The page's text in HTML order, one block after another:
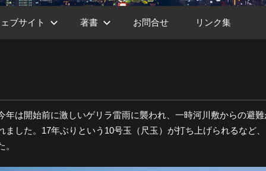
ブサイト 著書 お問合せ リンク集
年は開始前に激しいゲリラ雷雨に襲われ、一時河川敷からの避難
した。17年ぶりという10号玉（尺玉）が打ち上げられるなど